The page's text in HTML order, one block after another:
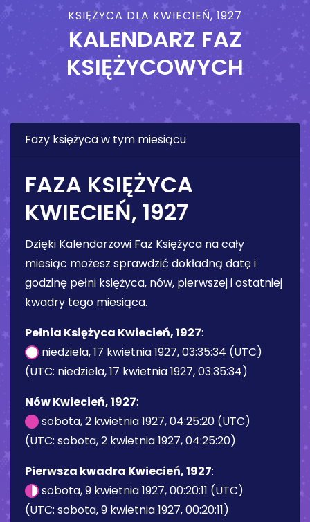
KSIĘŻYCA DLA KWIECIEŃ, 1927
KALENDARZ FAZ
KSIĘŻYCOWYCH
Fazy księżyca w tym miesiącu
FAZA KSIĘŻYCA
KWIECIEŃ, 1927
Dzięki Kalendarzowi Faz Księżyca na cały
miesiąc możesz sprawdzić dokładną datę i
godzinę pełni księżyca, nów, pierwszej i ostatniej
kwadry tego miesiąca.
Pełnia Księżyca Kwiecień, 1927:
niedziela, 17 kwietnia 1927, 03:35:34 (UTC)
(UTC: niedziela, 17 kwietnia 1927, 03:35:34)
Nów Kwiecień, 1927:
sobota, 2 kwietnia 1927, 04:25:20 (UTC)
(UTC: sobota, 2 kwietnia 1927, 04:25:20)
Pierwsza kwadra Kwiecień, 1927:
sobota, 9 kwietnia 1927, 00:20:11 (UTC)
(UTC: sobota, 9 kwietnia 1927, 00:20:11)